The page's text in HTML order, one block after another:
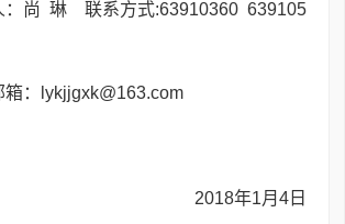
尚 琳 联系方式:63910360 639105
：lykjjgxk@163.com
2018年1月4日